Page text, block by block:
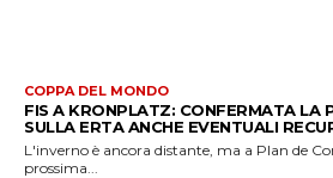
COPPA DEL MONDO
FIS A KRONPLATZ: CONFERMATA LA
SULLA ERTA ANCHE EVENTUALI
L'inverno è ancora distante, ma a Plan de
prossima...